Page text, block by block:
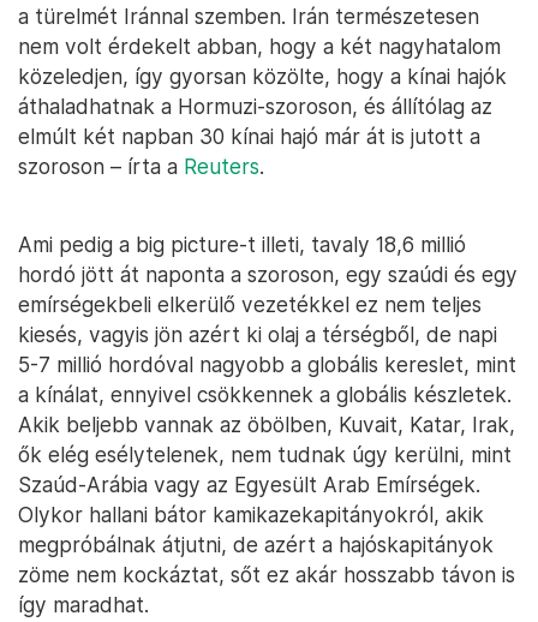
a türelmét Iránnal szemben. Irán természetesen
nem volt érdekelt abban, hogy a két nagyhatalom
közeledjen, így gyorsan közölte, hogy a kínai hajók
áthaladhatnak a Hormuzi-szoroson, és állítólag az
elmúlt két napban 30 kínai hajó már át is jutott a
szoroson – írta a Reuters.
Ami pedig a big picture-t illeti, tavaly 18,6 millió
hordó jött át naponta a szoroson, egy szaúdi és egy
emírségekbeli elkerülő vezetékkel ez nem teljes
kiesés, vagyis jön azért ki olaj a térségből, de napi
5-7 millió hordóval nagyobb a globális kereslet, mint
a kínálat, ennyivel csökkennek a globális készletek.
Akik beljebb vannak az öbölben, Kuvait, Katar, Irak,
ők elég esélytelenek, nem tudnak úgy kerülni, mint
Szaúd-Arábia vagy az Egyesült Arab Emírségek.
Olykor hallani bátor kamikazekapitányokról, akik
megpróbálnak átjutni, de azért a hajóskapitányok
zöme nem kockáztat, sőt ez akár hosszabb távon is
így maradhat.